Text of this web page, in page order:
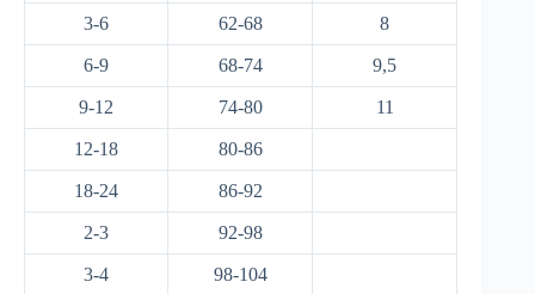
3-6 62-68 8
6-9 68-74 9,5
9-12 74-80 11
12-18 80-86
18-24 86-92
2-3 92-98
3-4 98-104